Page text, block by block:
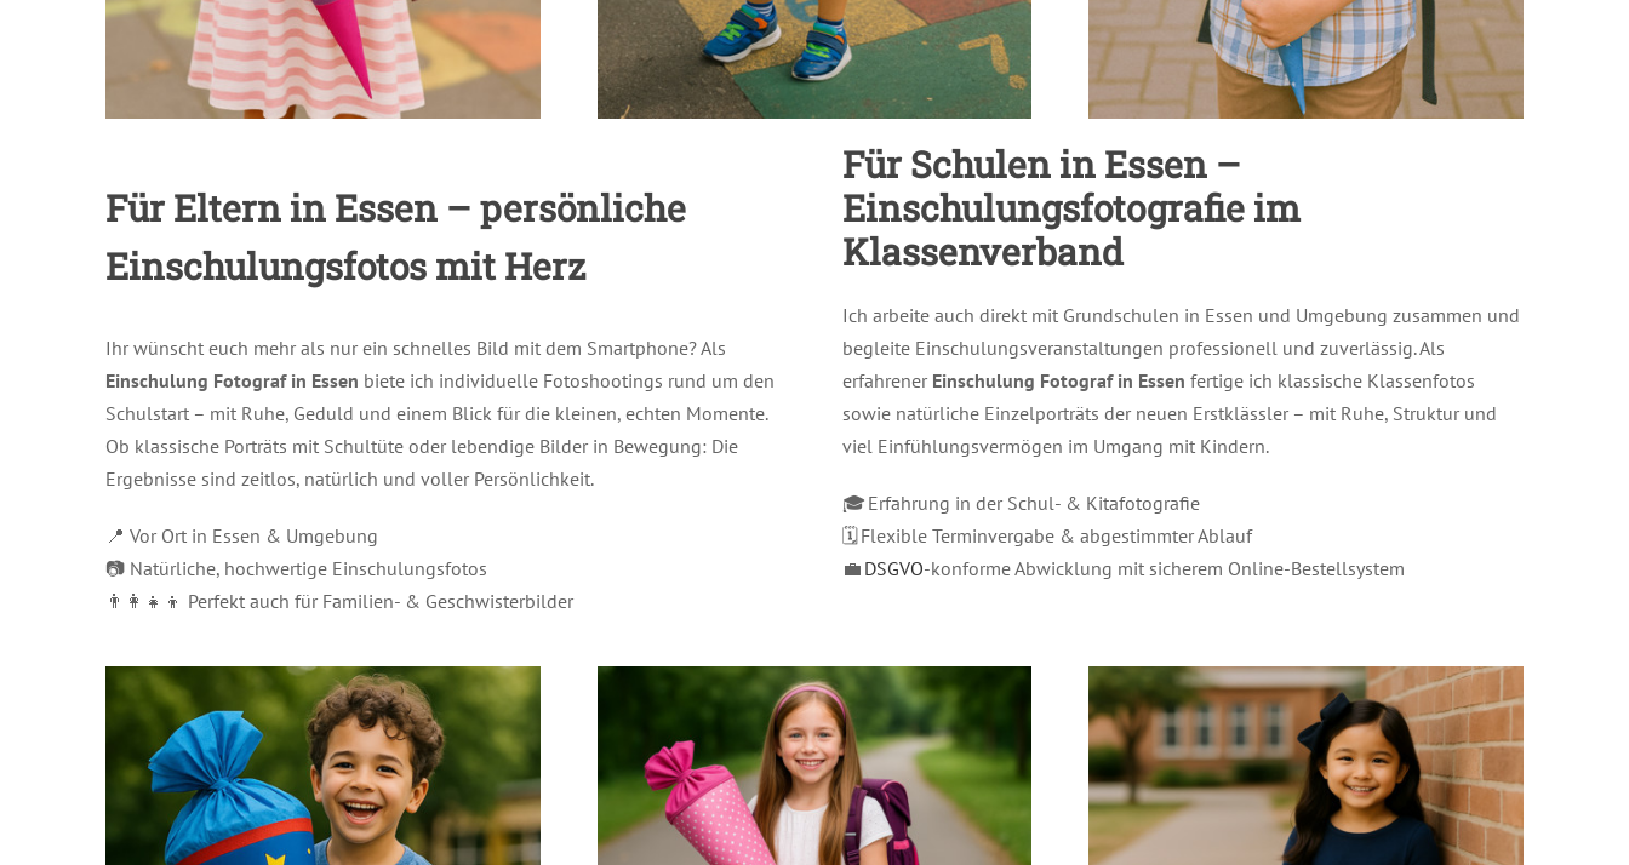
Für Eltern in Essen – persönliche
Einschulungsfotos mit Herz
Ihr wünscht euch mehr als nur ein schnelles Bild mit dem Smartphone? Als
Einschulung Fotograf in Essen biete ich individuelle Fotoshootings rund um den
Schulstart – mit Ruhe, Geduld und einem Blick für die kleinen, echten Momente.
Ob klassische Porträts mit Schultüte oder lebendige Bilder in Bewegung: Die
Ergebnisse sind zeitlos, natürlich und voller Persönlichkeit.
📍 Vor Ort in Essen & Umgebung
📷 Natürliche, hochwertige Einschulungsfotos
👨‍👩‍👧‍👦 Perfekt auch für Familien- & Geschwisterbilder
Für Schulen in Essen –
Einschulungsfotografie im
Klassenverband
Ich arbeite auch direkt mit Grundschulen in Essen und Umgebung zusammen und
begleite Einschulungsveranstaltungen professionell und zuverlässig. Als
erfahrener Einschulung Fotograf in Essen fertige ich klassische Klassenfotos
sowie natürliche Einzelporträts der neuen Erstklässler – mit Ruhe, Struktur und
viel Einfühlungsvermögen im Umgang mit Kindern.
🎓 Erfahrung in der Schul- & Kitafotografie
🗓️ Flexible Terminvergabe & abgestimmter Ablauf
💼 DSGVO-konforme Abwicklung mit sicherem Online-Bestellsystem